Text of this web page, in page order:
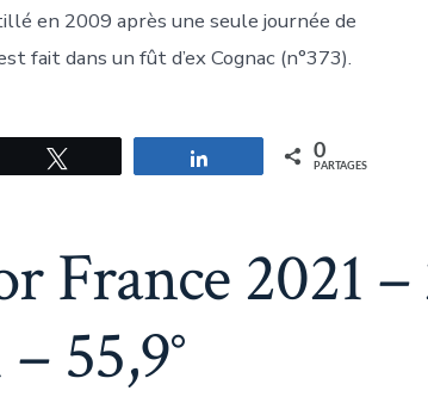
en 2009 après une seule journée de
fait dans un fût d’ex Cognac (n°373).
Partagez 0
PARTAGES
France 2021 –
55,9°